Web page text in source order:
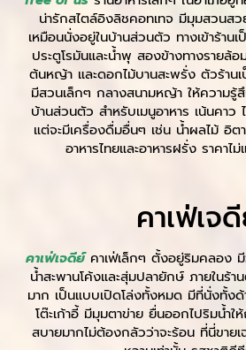
น่ารักสไตล์อิงลิชคอทเทจ มีมุมสวนส
เหมือนนั่งอยู่ในบ้านส่วนตัว ทางเข้าร้าน
ประตูโรมันและน้ำพุ สองข้างทางรายล้
ต้นหญ้า และดอกไม้บานสะพรั่ง ตัวร้านเ
มีสวนเล็กๆ กลางสนามหญ้า ให้ความรู้
บ้านส่วนตัว สำหรับเมนูอาหาร เน้นคาว
แต่จะมีเครื่องดื่มอื่นๆ เช่น น้ำผลไม้ อิต
อาหารไทยและอาหารฝรั่ง ราคาไ
คาเฟ่เจ
คาเฟ่เจดีย์คาเฟ่เล็กๆ ตั้งอยู่ริมคลอง
น้ำสะพานโค้งและสุ่มปลายักษ์ ภายในร้
มาก เป็นแบบเปิดโล่งทั้งหมด มีที่นั่งทั้งด้
โต๊ะเก้าอี้ มีมุมตาข่าย ยื่นออกไปริมน้ำ
สบายมากไม่ต้องกลัวว่าจะร้อน ที่นี่ขาย